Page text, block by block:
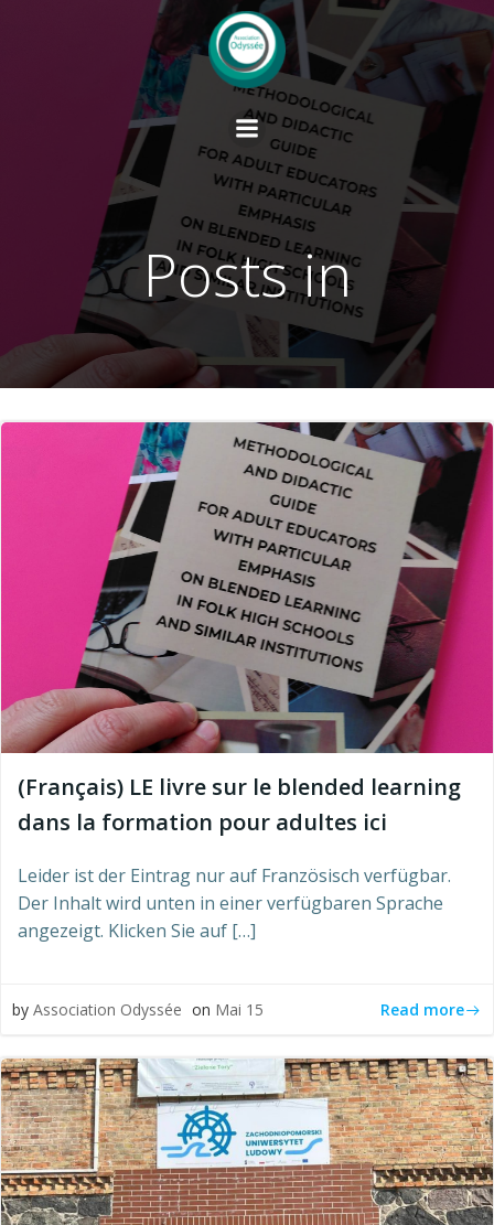
Springe
zum
Inhalt
Posts in
(Français) LE livre sur le blended learning
dans la formation pour adultes ici
Leider ist der Eintrag nur auf Französisch verfügbar.
Der Inhalt wird unten in einer verfügbaren Sprache
angezeigt. Klicken Sie auf […]
by Association Odyssée on Mai 15 Read more